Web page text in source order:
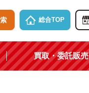
総合TOP
買取・委託販売